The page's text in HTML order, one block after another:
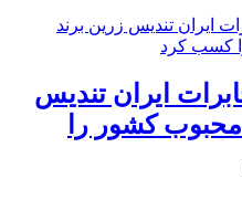
ایران تندیس
کشور را